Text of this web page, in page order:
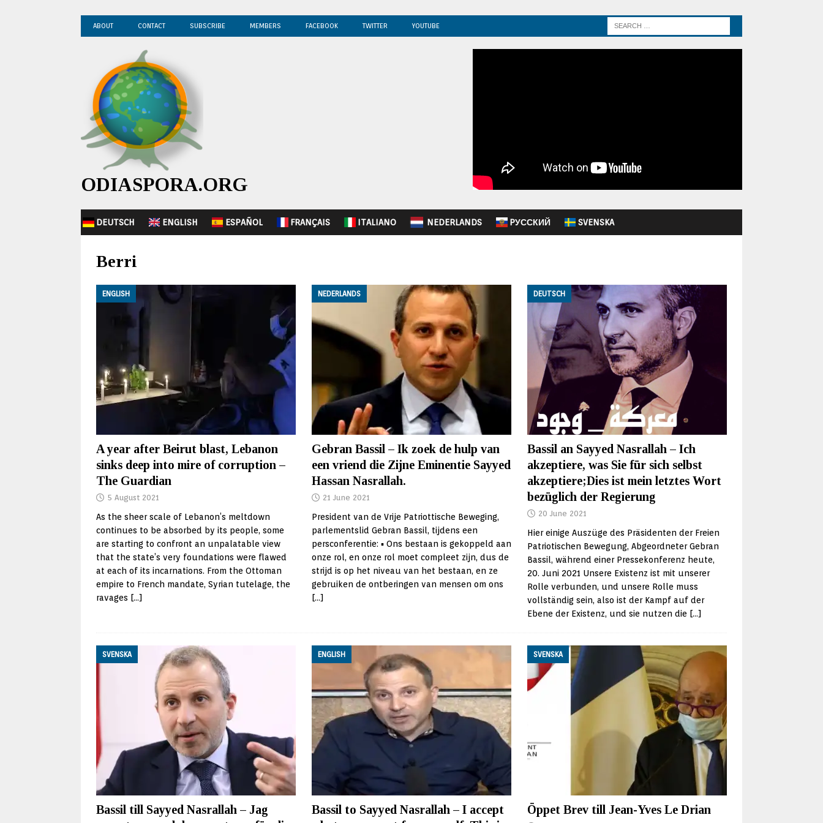
ABOUT CONTACT SUBSCRIBE MEMBERS FACEBOOK TWITTER YOUTUBE
ODIASPORA.ORG
DEUTSCH ENGLISH ESPAÑOL FRANÇAIS ITALIANO NEDERLANDS PУССКИЙ SVENSKA
Berri
ENGLISH
A year after Beirut blast, Lebanon
sinks deep into mire of corruption –
The Guardian
5 August 2021
As the sheer scale of Lebanon’s meltdown
continues to be absorbed by its people, some
are starting to confront an unpalatable view
that the state’s very foundations were flawed
at each of its incarnations. From the Ottoman
empire to French mandate, Syrian tutelage, the
ravages […]
NEDERLANDS
Gebran Bassil – Ik zoek de hulp van
een vriend die Zijne Eminentie Sayyed
Hassan Nasrallah.
21 June 2021
President van de Vrije Patriottische Beweging,
parlementslid Gebran Bassil, tijdens een
persconferentie: ▪︎ Ons bestaan ​​is gekoppeld aan
onze rol, en onze rol moet compleet zijn, dus de
strijd is op het niveau van het bestaan, en ze
gebruiken de ontberingen van mensen om ons
[…]
DEUTSCH
Bassil an Sayyed Nasrallah – Ich
akzeptiere, was Sie für sich selbst
akzeptiere;Dies ist mein letztes Wort
bezüglich der Regierung
20 June 2021
Hier einige Auszüge des Präsidenten der Freien
Patriotischen Bewegung, Abgeordneter Gebran
Bassil, während einer Pressekonferenz heute,
20. Juni 2021 Unsere Existenz ist mit unserer
Rolle verbunden, und unsere Rolle muss
vollständig sein, also ist der Kampf auf der
Ebene der Existenz, und sie nutzen die […]
SVENSKA
Bassil till Sayyed Nasrallah – Jag
ENGLISH
Bassil to Sayyed Nasrallah – I accept
SVENSKA
Öppet Brev till Jean-Yves Le Drian